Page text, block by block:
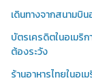
เดินทางจากสนามบิน
บัตรเครดิตในอเมริ
ต้องระวัง
ร้านอาหารไทยในอเ